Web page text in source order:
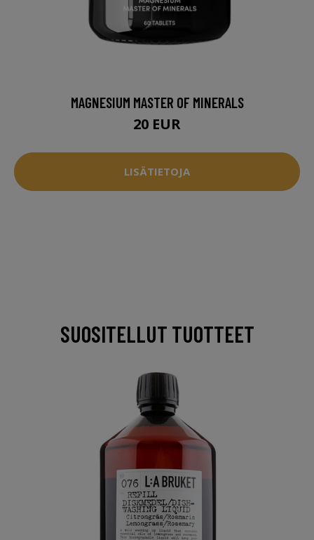
MAGNESIUM MASTER OF MINERALS
20 EUR
LISÄTIETOJA
SUOSITELLUT TUOTTEET